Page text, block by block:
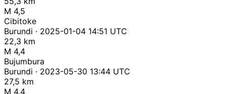
M 4,5
Cibitoke
Burundi · 2025-01-04 14:51 UTC
22,3 km
M 4,4
Bujumbura
Burundi · 2023-05-30 13:44 UTC
27,5 km
M 4,4